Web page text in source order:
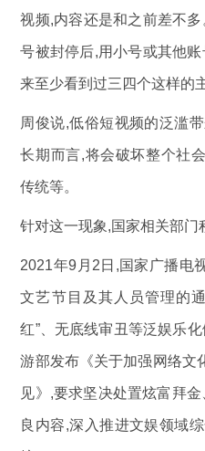
视频,内容还是和之前差不
号被封停后,用小号或其他
来至少看到过三四个这样的主
周俊说,低俗短视频的泛滥
长期而言,将会破坏整个社
传统等。
针对这一现象,国家相关部门
2021年9月2日,国家广播电
文艺节目及其人员管理的
红”、无底线审丑等泛娱乐
游部发布《关于加强网络文
见》,要求坚决处置炫富拜
良内容,深入推进文娱领域